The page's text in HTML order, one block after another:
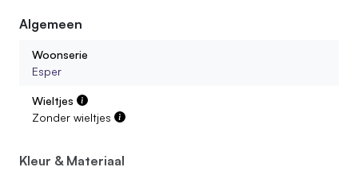
Kan ik een roomdivider bestellen op maat gemaakt?
In welke houtsoorten zijn de dividers beschikbaar?
Hoe hoog moet een roomdivider zijn?
Algemeen
Woonserie
Esper
Wieltjes
Zonder wieltjes
Kleur & Materiaal